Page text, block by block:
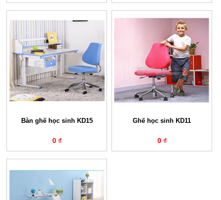
Bàn ghế học sinh KD15
0 ₫
Ghế học sinh KD11
0 ₫